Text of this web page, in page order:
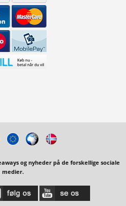
og nyheder på de forskellige sociale
medier.